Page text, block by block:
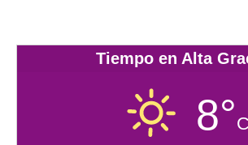
Tiempo en Alta
8°C